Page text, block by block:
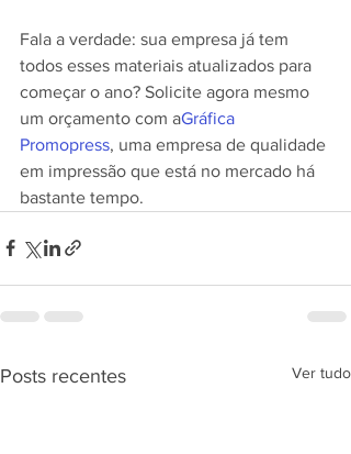
Fala a verdade: sua empresa já tem
todos esses materiais atualizados para
começar o ano? Solicite agora mesmo
um orçamento com aGráfica
Promopress, uma empresa de qualidade
em impressão que está no mercado há
bastante tempo.
Posts recentes Ver tudo